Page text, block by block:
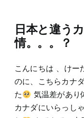
日本と違う
情。。。？
こんにちは 、けー
のに、こちらカナ
た
気温差があり
カナダにいらっし